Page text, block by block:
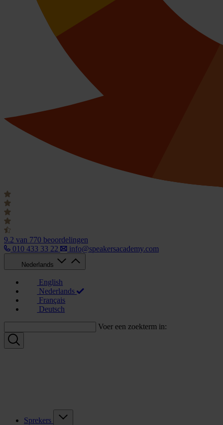
9.2 van 770 beoordelingen
010 433 33 22
info@speakersacademy.com
Nederlands
English
Nederlands
Français
Deutsch
Voer een zoekterm in:
Sprekers